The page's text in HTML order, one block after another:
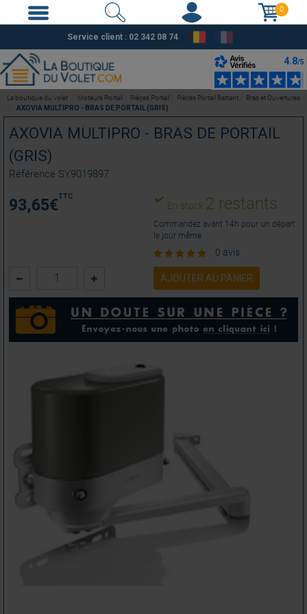
0
Service client : 02 342 08 74
AXOVIA MULTIPRO - BRAS DE PORTAIL
(GRIS)
Référence SY9019897
93,65€TTC
En stock 2 restants
Commandez avant 14h pour un départ
le jour même
0 avis
AJOUTER AU PANIER
La boutique du volet Moteurs Portail Pièces Portail Pièces Portail Battant
Bras et Ouvertures
AXOVIA MULTIPRO - BRAS DE PORTAIL (GRIS)